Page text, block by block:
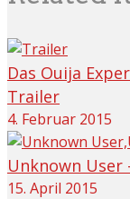
Das Ouija
Trailer
4. Februar 2015
Unknown User
15. April 2015